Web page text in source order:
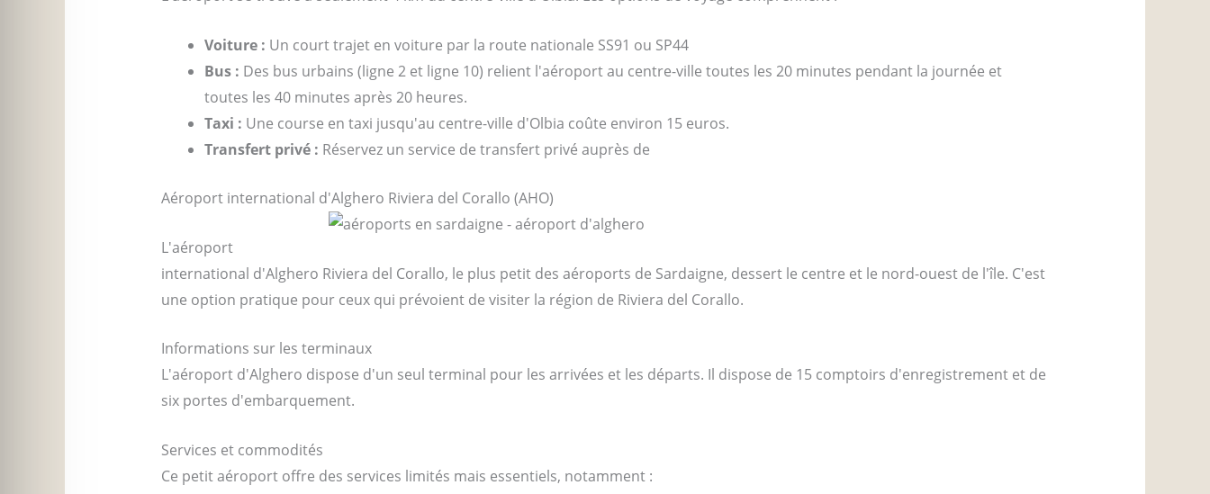
Voiture : Un court trajet en voiture par la route nationale SS91 ou SP44
Bus : Des bus urbains (ligne 2 et ligne 10) relient l'aéroport au centre-ville toutes les 20 minutes pendant la journée et
toutes les 40 minutes après 20 heures.
Taxi : Une course en taxi jusqu'au centre-ville d'Olbia coûte environ 15 euros.
Transfert privé : Réservez un service de transfert privé auprès de
Aéroport international d'Alghero Riviera del Corallo (AHO)
L'aéroport
international d'Alghero Riviera del Corallo, le plus petit des aéroports de Sardaigne, dessert le centre et le nord-ouest de l'île. C'est
une option pratique pour ceux qui prévoient de visiter la région de Riviera del Corallo.
Informations sur les terminaux
L'aéroport d'Alghero dispose d'un seul terminal pour les arrivées et les départs. Il dispose de 15 comptoirs d'enregistrement et de
six portes d'embarquement.
Services et commodités
Ce petit aéroport offre des services limités mais essentiels, notamment :